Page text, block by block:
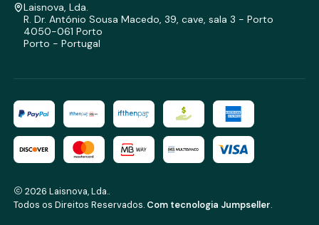
Laisnova, Lda.
R. Dr. António Sousa Macedo, 39, cave, sala 3 - Porto
4050-061 Porto
Porto - Portugal
2026 Laisnova, Lda..
Todos os Direitos Reservados. Com tecnologia Jumpseller.